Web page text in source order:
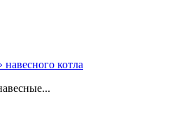
навесного котла